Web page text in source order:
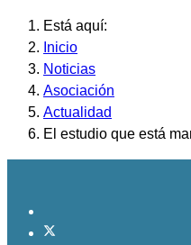
Está aquí:
Inicio
Noticias
Asociación
Actualidad
El estudio que está